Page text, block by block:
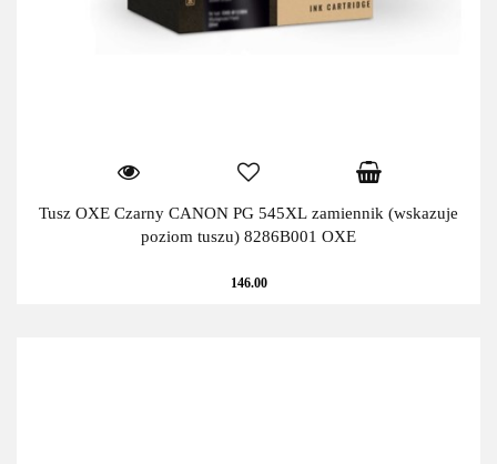
Tusz OXE Czarny CANON PG 545XL zamiennik (wskazuje
poziom tuszu) 8286B001 OXE
146.00